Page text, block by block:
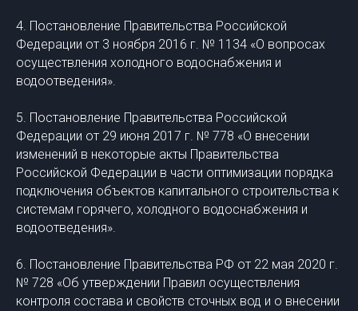
4. Постановление Правительства Российской
Федерации от 3 ноября 2016 г. № 1134 «О вопросах
осуществления холодного водоснабжения и
водоотведения».
5. Постановление Правительства Российской
Федерации от 29 июня 2017 г. № 778 «О внесении
изменений в некоторые акты Правительства
Российской Федерации в части оптимизации порядка
подключения объектов капитального строительства к
системам горячего, холодного водоснабжения и
водоотведения».
6. Постановление Правительства РФ от 22 мая 2020 г.
№ 728 «Об утверждении Правил осуществления
контроля состава и свойств сточных вод и о внесении